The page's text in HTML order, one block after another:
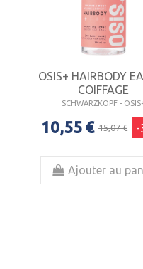
OSIS+ HAIRBODY
COIFFAGE
SCHWARZKOPF -
10,55 € 15,07 € -
Ajouter au